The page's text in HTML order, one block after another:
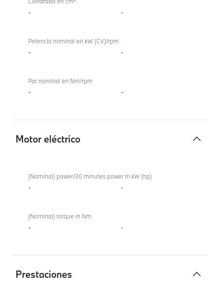
TwinPower
Turbo- -
Potencia nominal en kW (CV)/rpm
- -
Par nominal en Nm/rpm
- -
Motor eléctrico
eléctrico
(Nominal) power/30 minutes power in kW (hp)
- -
(Nominal) torque in Nm
- -
Prestaciones